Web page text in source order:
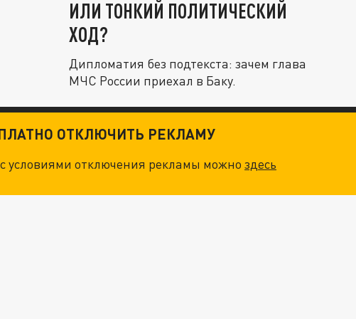
ИЛИ ТОНКИЙ ПОЛИТИЧЕСКИЙ
ХОД?
Дипломатия без подтекста: зачем глава
МЧС России приехал в Баку.
ОТКЛЮЧИТЬ РЕКЛАМУ
условиями отключения рекламы можноздесь